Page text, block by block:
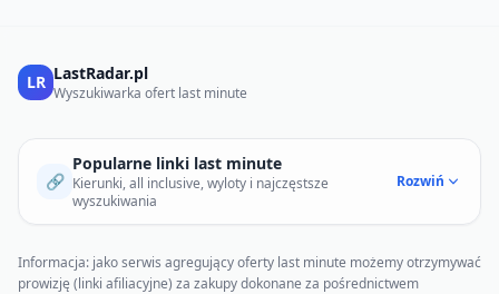
LR LastRadar.pl
Wyszukiwarka ofert last minute
🔗
Popularne linki last minute
Kierunki, all inclusive, wyloty i najczęstsze
wyszukiwania
Rozwiń
Informacja: jako serwis agregujący oferty last minute możemy otrzymywać
prowizję (linki afiliacyjne) za zakupy dokonane za pośrednictwem